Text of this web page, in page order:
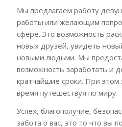
Мы предлагаем работу
работы или желающим
сфере. Это возможность
новых друзей, увидеть
новыми людьми. Мы
возможность заработать и
кратчайшие сроки. При
время путешествуя по миру.
Успех, благополучие,
забота о вас, это то что вы